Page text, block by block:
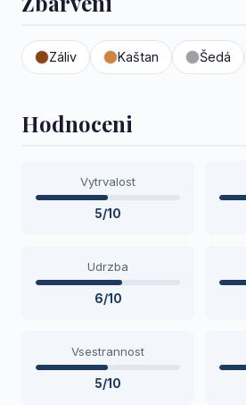
Záliv Kaštan Šedá
Hodnoceni
Vytrvalost
5/10
Udrzba
6/10
Vsestrannost
5/10